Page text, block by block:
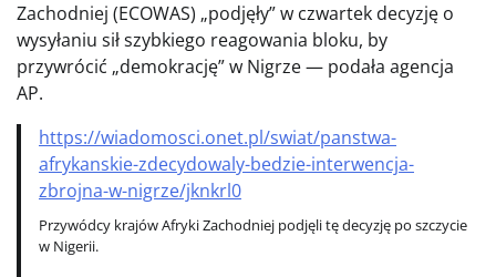
Zachodniej (ECOWAS) „podjęły” w czwartek decyzję o
wysyłaniu sił szybkiego reagowania bloku, by
przywrócić „demokrację” w Nigrze — podała agencja
AP.
https://wiadomosci.onet.pl/swiat/panstwa-
afrykanskie-zdecydowaly-bedzie-interwencja-
zbrojna-w-nigrze/jknkrl0
Przywódcy krajów Afryki Zachodniej podjęli tę decyzję po szczycie
w Nigerii.